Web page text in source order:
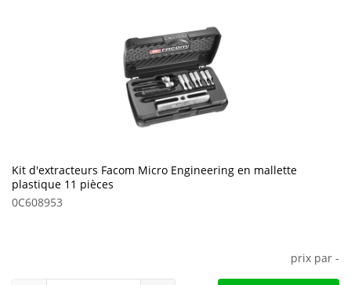
Kit d'extracteurs Facom Micro Engineering en mallette
plastique 11 pièces
0C608953
prix par -